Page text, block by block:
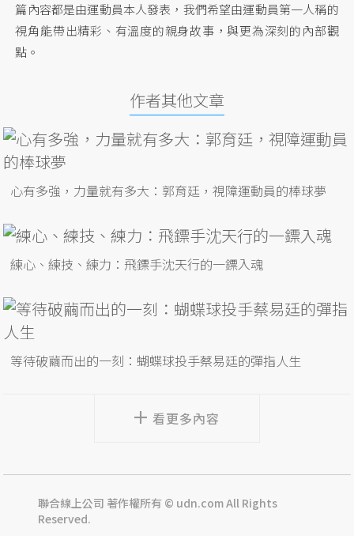
篇內容都是由運動員本人發表，我們希望由運動員第一人稱的
視角能帶出精彩、有溫度的親身故事，與更為深刻的內部觀
點。
作者其他文章
心有多強，力量就有多大：郭育廷，視障運動員的棒球夢
練心、練技、練力：飛鏢手沈天行的一鏢入魂
等待破繭而出的一刻：蝴蝶球投手蔡易廷的彈指人生
看更多內容
聯合線上公司 著作權所有 © udn.com All Rights
Reserved.